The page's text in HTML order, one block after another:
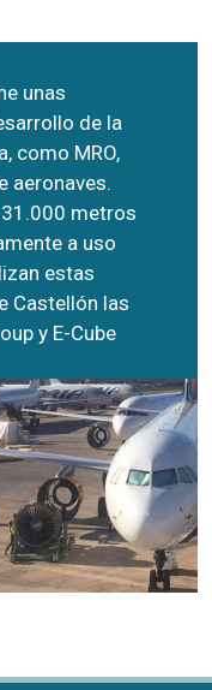
unas
de la
como MRO,
aeronaves.
metros
a uso
estas
Castellón las
y E-Cube